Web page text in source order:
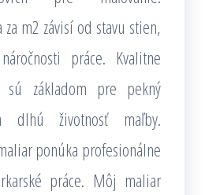
m2 závisí od stavu stien,
práce. Kvalitne
sú základom pre pekný
dlhú životnosť maľby.
ponúka profesionálne
práce. Môj maliar